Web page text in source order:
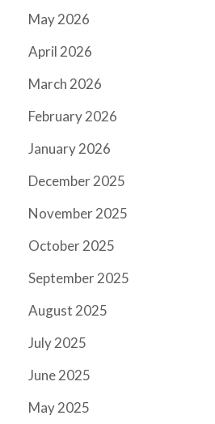
May 2026
April 2026
March 2026
February 2026
January 2026
December 2025
November 2025
October 2025
September 2025
August 2025
July 2025
June 2025
May 2025